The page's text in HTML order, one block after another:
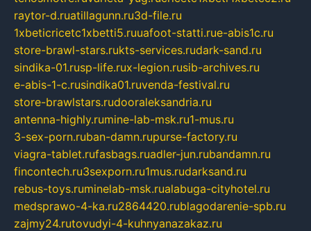
raytor-d.ruatillagunn.ru3d-file.ru
1xbeticricetc1xbetti5.ruuafoot-statti.rue-abis1c.ru
store-brawl-stars.rukts-services.rudark-sand.ru
sindika-01.rusp-life.rux-legion.rusib-archives.ru
e-abis-1-c.rusindika01.ruvenda-festival.ru
store-brawlstars.rudooraleksandria.ru
antenna-highly.rumine-lab-msk.ru1-mus.ru
3-sex-porn.ruban-damn.rupurse-factory.ru
viagra-tablet.rufasbags.ruadler-jun.rubandamn.ru
fincontech.ru3sexporn.ru1mus.rudarksand.ru
rebus-toys.ruminelab-msk.rualabuga-cityhotel.ru
medsprawo-4-ka.ru2864420.rublagodarenie-spb.ru
zajmy24.rutovudyi-4-kuhnyanazakaz.ru